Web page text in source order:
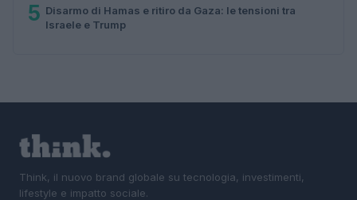
5 Disarmo di Hamas e ritiro da Gaza: le tensioni tra
Israele e Trump
Think, il nuovo brand globale su tecnologia, investimenti,
lifestyle e impatto sociale.